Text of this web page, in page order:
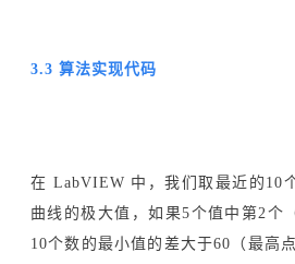
3.3 算法实现代码
在 LabVIEW 中，我们取最近的10
曲线的极大值，如果5个值中第2个
10个数的最小值的差大于60（最高